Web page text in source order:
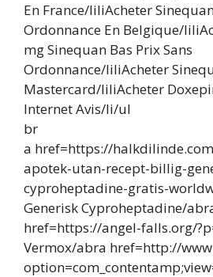
En France/liliAcheter
Ordonnance En Belgique/
mg Sinequan Bas Prix Sans
Ordonnance/liliAcheter
Mastercard/liliAcheter
Internet Avis/li/ul
br
a href=https://
apotek-utan-recept-billig-
cyproheptadine-gratis-
Generisk Cyproheptadine/
href=https://angel-falls.org/
Vermox/abra href=http://